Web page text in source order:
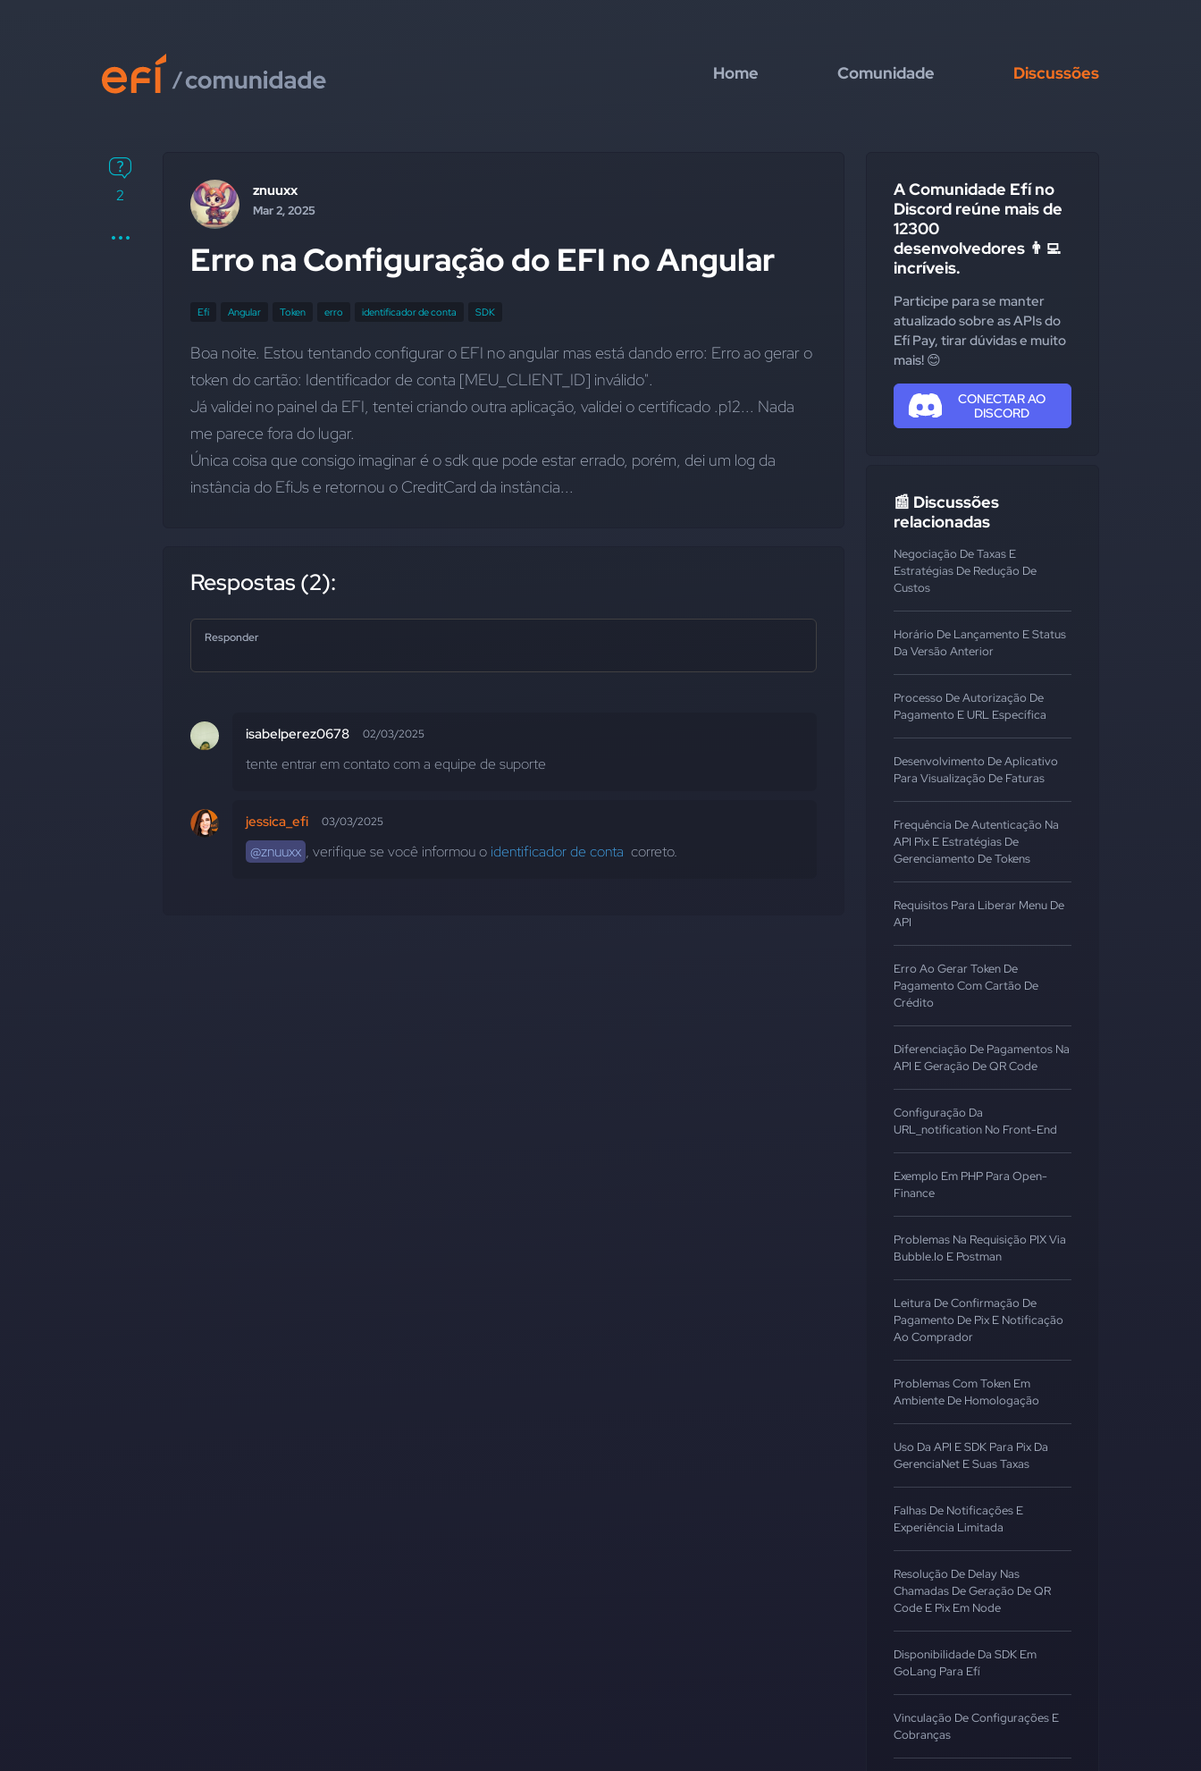
Home Comunidade Discussões
2 znuuxx
Mar 2, 2025
Erro na Configuração do EFI no Angular
Efí Angular Token erro identificador de conta SDK
Boa noite. Estou tentando configurar o EFI no angular mas está dando erro: Erro ao gerar o
token do cartão: Identificador de conta [MEU_CLIENT_ID] inválido".
Já validei no painel da EFI, tentei criando outra aplicação, validei o certificado .p12... Nada
me parece fora do lugar.
Única coisa que consigo imaginar é o sdk que pode estar errado, porém, dei um log da
instância do EfiJs e retornou o CreditCard da instância...
Respostas (2):
Responder
isabelperez0678 02/03/2025
tente entrar em contato com a equipe de suporte
jessica_efi 03/03/2025
@znuuxx , verifique se você informou o identificador de conta correto.
A Comunidade Efí no
Discord reúne mais de
12300
desenvolvedores 👨‍💻
incríveis.
Participe para se manter
atualizado sobre as APIs do
Efí Pay, tirar dúvidas e muito
mais! 😊
CONECTAR AO
DISCORD
📰 Discussões
relacionadas
Negociação De Taxas E
Estratégias De Redução De
Custos
Horário De Lançamento E Status
Da Versão Anterior
Processo De Autorização De
Pagamento E URL Específica
Desenvolvimento De Aplicativo
Para Visualização De Faturas
Frequência De Autenticação Na
API Pix E Estratégias De
Gerenciamento De Tokens
Requisitos Para Liberar Menu De
API
Erro Ao Gerar Token De
Pagamento Com Cartão De
Crédito
Diferenciação De Pagamentos Na
API E Geração De QR Code
Configuração Da
URL_notification No Front-End
Exemplo Em PHP Para Open-
Finance
Problemas Na Requisição PIX Via
Bubble.io E Postman
Leitura De Confirmação De
Pagamento De Pix E Notificação
Ao Comprador
Problemas Com Token Em
Ambiente De Homologação
Uso Da API E SDK Para Pix Da
GerenciaNet E Suas Taxas
Falhas De Notificações E
Experiência Limitada
Resolução De Delay Nas
Chamadas De Geração De QR
Code E Pix Em Node
Disponibilidade Da SDK Em
GoLang Para Efí
Vinculação De Configurações E
Cobranças